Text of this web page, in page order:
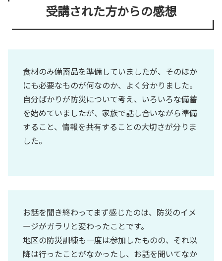
受講された方からの感想
食材のみ備蓄品を準備していましたが、そのほか
にも必要なものが何なのか、よく分かりました。
自分ばかりが防災について考え、いろいろな備蓄
を始めていましたが、家族で話し合いながら準備
すること、情報を共有することの大切さが分りま
した。
お話を聞き終わってまず感じたのは、防災のイメ
ージがガラリと変わったことです。
地区の防災訓練も一度は参加したものの、それ以
降は行ったことがなかったし、お話を聞いてなか